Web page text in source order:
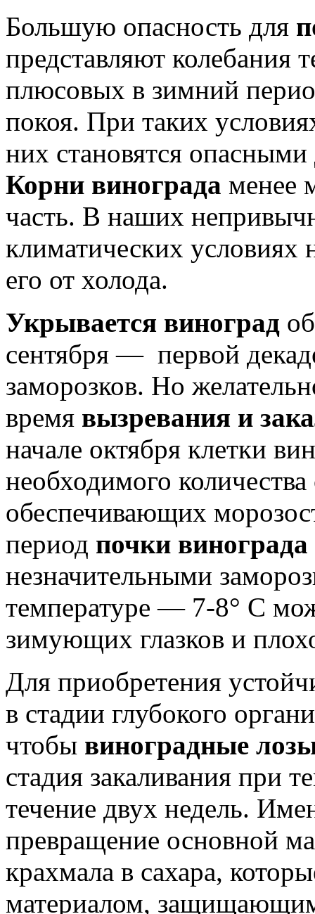
Большую опасность для
представляют колебания
плюсовых в зимний
покоя. При таких
них становятся
Корни винограда менее
часть. В наших
климатических
его от холода.
Укрывается виноград
сентября — первой
заморозков. Но
время вызревания и
начале октября клетки
необходимого
обеспечивающих
период почки
незначительными
температуре — 7-8° С
зимующих глазков и
Для приобретения
в стадии глубокого
чтобы виноградные
стадия закаливания при
течение двух недель.
превращение основной
крахмала в сахара,
материалом,